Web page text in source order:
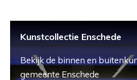
Kunstcollectie Enschede
Bekijk de binnen en
gemeente Enschede